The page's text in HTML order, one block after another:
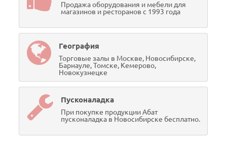
Продажа оборудования и мебели для
магазинов и ресторанов с 1993 года
География
Торговые залы в Москве, Новосибирске,
Барнауле, Томске, Кемерово,
Новокузнецке
Пусконаладка
При покупке продукции Абат
пусконаладка в Новосибирске бесплатно.